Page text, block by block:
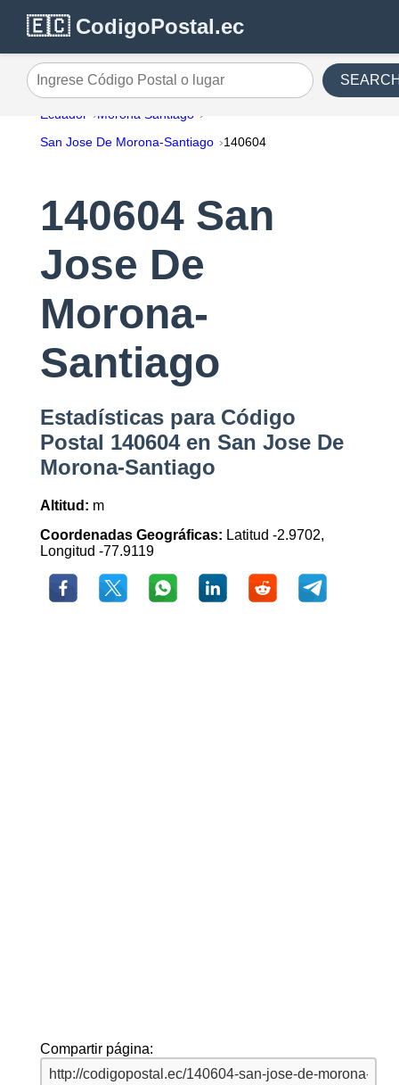
🇪🇨 CodigoPostal.ec
Ingrese Código Postal o lugar
Ecuador
Morona Santiago
San Jose De Morona-Santiago
140604
140604 San
Jose De
Morona-
Santiago
Estadísticas para Código
Postal 140604 en San Jose De
Morona-Santiago
Altitud: m
Coordenadas Geográficas: Latitud -2.9702,
Longitud -77.9119
Compartir página: